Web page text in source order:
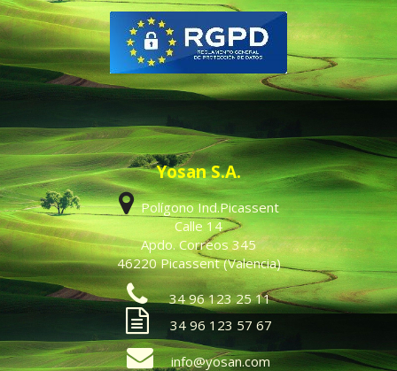
Yosan S.A.
Polígono Ind.Picassent
Calle 14
Apdo. Correos 345
46220 Picassent (Valencia)
34 96 123 25 11
34 96 123 57 67
info@yosan.com